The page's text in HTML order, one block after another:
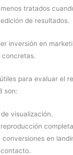
tratados
de resultados.
inversión en
concretas.
para evaluar el
son:
visualización.
en